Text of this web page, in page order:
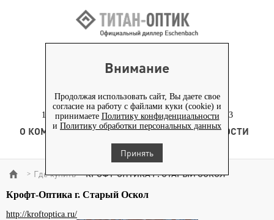
Внимание
Продолжая использовать сайт, Вы даете свое
согласие на работу с файлами куки (cookie) и
принимаете Политику конфиденциальности
и Политику обработки персональных данных
Принять
+7 (495) 653-82-70
117186, г. Москва, Севастопольский проспект, д. 23
О КОМПАНИИ ТОВАРЫ ТЕХНОЛОГИЯ
НОВОСТИ
КОНТЕНТ
> Где купить > КРОФТ-ОПТИКА Г. СТАРЫЙ ОСКОЛ
Крофт-Оптика г. Старый Оскол
http://kroftoptica.ru/